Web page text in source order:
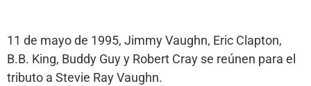
11 de mayo de 1995, Jimmy Vaughn, Eric Clapton,
B.B. King, Buddy Guy y Robert Cray se reúnen para el
tributo a Stevie Ray Vaughn.